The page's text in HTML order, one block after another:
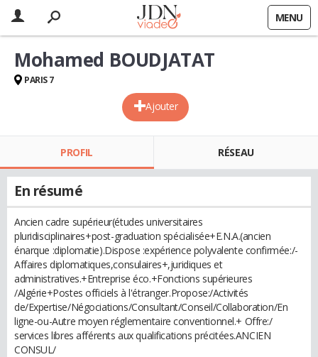
MENU
Ajouter
Mohamed BOUDJATAT
PARIS 7
PROFIL RÉSEAU
En résumé
Ancien cadre supérieur(études universitaires
pluridisciplinaires+post-graduation spécialisée+E.N.A.(ancien
énarque :diplomatie).Dispose :expérience polyvalente confirmée:/-
Affaires diplomatiques,consulaires+,juridiques et
administratives.+Entreprise éco.+Fonctions supérieures
/Algérie+Postes officiels à l'étranger.Propose:/Activités
de/Expertise/Négociations/Consultant/Conseil/Collaboration/En
ligne-ou-Autre moyen réglementaire conventionnel.+ Offre:/
services libres afférents aux qualifications précitées.ANCIEN
CONSUL/